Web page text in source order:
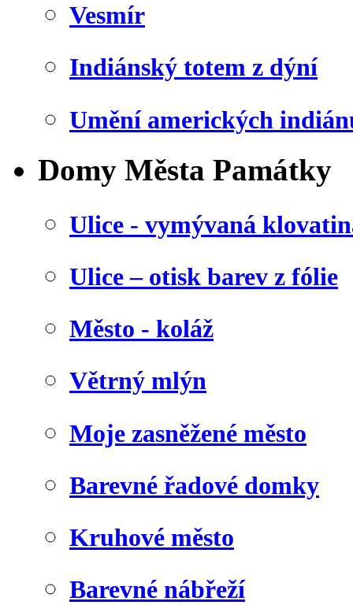
Vesmír
Indiánský totem z dýní
Umění amerických
Domy Města Památky
Ulice - vymývaná
Ulice – otisk barev z fólie
Město - koláž
Větrný mlýn
Moje zasněžené město
Barevné řadové domky
Kruhové město
Barevné nábřeží